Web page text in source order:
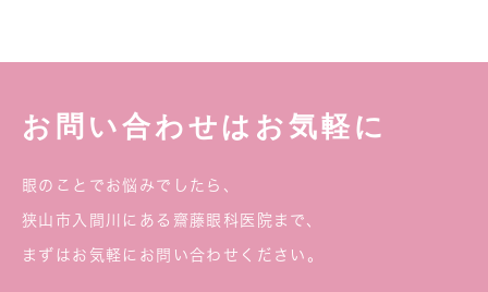
お問い合わせはお気軽に
眼のことでお悩みでしたら、
狭山市入間川にある齋藤眼科医院まで、
まずはお気軽にお問い合わせください。